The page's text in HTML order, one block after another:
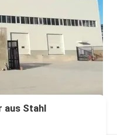
aus Stahl